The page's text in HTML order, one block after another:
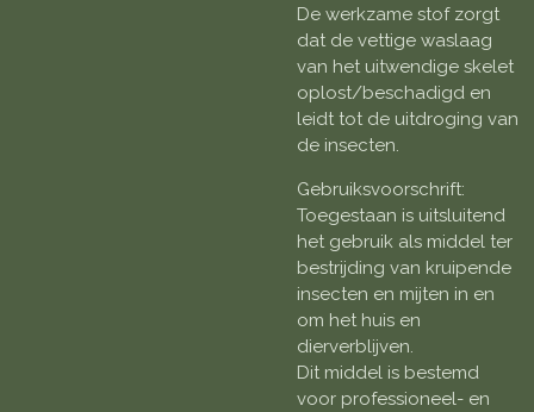
De werkzame stof zorgt
dat de vettige waslaag
van het uitwendige skelet
oplost/beschadigd en
leidt tot de uitdroging van
de insecten.
Gebruiksvoorschrift:
Toegestaan is uitsluitend
het gebruik als middel ter
bestrijding van kruipende
insecten en mijten in en
om het huis en
dierverblijven.
Dit middel is bestemd
voor professioneel- en